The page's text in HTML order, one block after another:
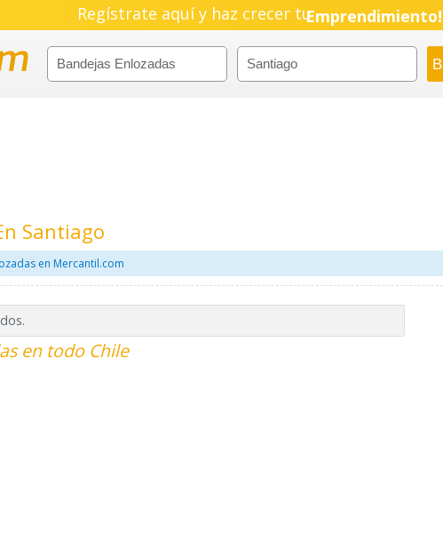
Regístrate aquí y haz crecer tuPyme!
Emprendimiento!
Santiago
en Mercantil.com
en todo Chile